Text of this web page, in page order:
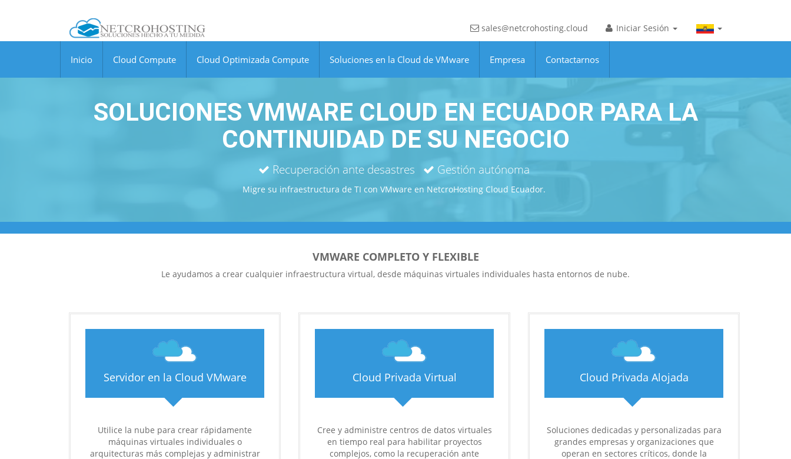
sales@netcrohosting.cloud Iniciar Sesión
Inicio Cloud Compute Cloud Optimizada Compute Soluciones en la Cloud de VMware Empresa Contactarnos
SOLUCIONES VMWARE CLOUD EN ECUADOR PARA LA
CONTINUIDAD DE SU NEGOCIO
Recuperación ante desastres Gestión autónoma
Migre su infraestructura de TI con VMware en NetcroHosting Cloud Ecuador.
VMWARE COMPLETO Y FLEXIBLE
Le ayudamos a crear cualquier infraestructura virtual, desde máquinas virtuales individuales hasta entornos de nube.
Servidor en la Cloud VMware
Utilice la nube para crear rápidamente
máquinas virtuales individuales o
arquitecturas más complejas y administrar
Cloud Privada Virtual
Cree y administre centros de datos virtuales
en tiempo real para habilitar proyectos
complejos, como la recuperación ante
Cloud Privada Alojada
Soluciones dedicadas y personalizadas para
grandes empresas y organizaciones que
operan en sectores críticos, donde la